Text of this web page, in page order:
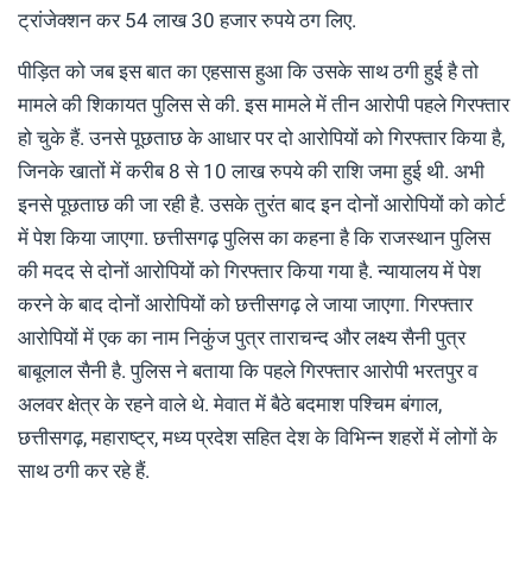
ट्रांजेक्शन कर 54 लाख 30 हजार रुपये ठग लिए.
पीड़ित को जब इस बात का एहसास हुआ कि उसके साथ ठगी हुई है तो
मामले की शिकायत पुलिस से की. इस मामले में तीन आरोपी पहले गिरफ्तार
हो चुके हैं. उनसे पूछताछ के आधार पर दो आरोपियों को गिरफ्तार किया है,
जिनके खातों में करीब 8 से 10 लाख रुपये की राशि जमा हुई थी. अभी
इनसे पूछताछ की जा रही है. उसके तुरंत बाद इन दोनों आरोपियों को कोर्ट
में पेश किया जाएगा. छत्तीसगढ़ पुलिस का कहना है कि राजस्थान पुलिस
की मदद से दोनों आरोपियों को गिरफ्तार किया गया है. न्यायालय में पेश
करने के बाद दोनों आरोपियों को छत्तीसगढ़ ले जाया जाएगा. गिरफ्तार
आरोपियों में एक का नाम निकुंज पुत्र ताराचन्द और लक्ष्य सैनी पुत्र
बाबूलाल सैनी है. पुलिस ने बताया कि पहले गिरफ्तार आरोपी भरतपुर व
अलवर क्षेत्र के रहने वाले थे. मेवात में बैठे बदमाश पश्चिम बंगाल,
छत्तीसगढ़, महाराष्ट्र, मध्य प्रदेश सहित देश के विभिन्न शहरों में लोगों के
साथ ठगी कर रहे हैं.